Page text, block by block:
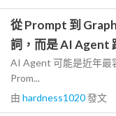
從 Prompt 到
詞，而是 AI Agent
AI Agent 可能是近年最
Prom...
由 hardness1020發文